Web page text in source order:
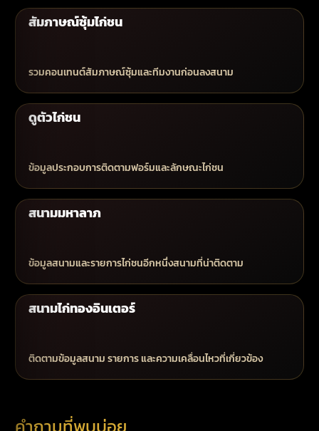
สัมภาษณ์ซุ้มไก่ชน
รวมคอนเทนต์สัมภาษณ์ซุ้มและทีมงานก่อนลงสนาม
ดูตัวไก่ชน
ข้อมูลประกอบการติดตามฟอร์มและลักษณะไก่ชน
สนามมหาลาภ
ข้อมูลสนามและรายการไก่ชนอีกหนึ่งสนามที่น่าติดตาม
สนามไก่ทองอินเตอร์
ติดตามข้อมูลสนาม รายการ และความเคลื่อนไหวที่เกี่ยวข้อง